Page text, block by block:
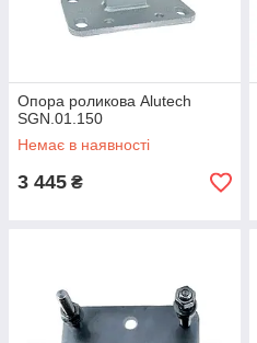
Опора роликова Alutech
SGN.01.150
Немає в наявності
3 445 ₴